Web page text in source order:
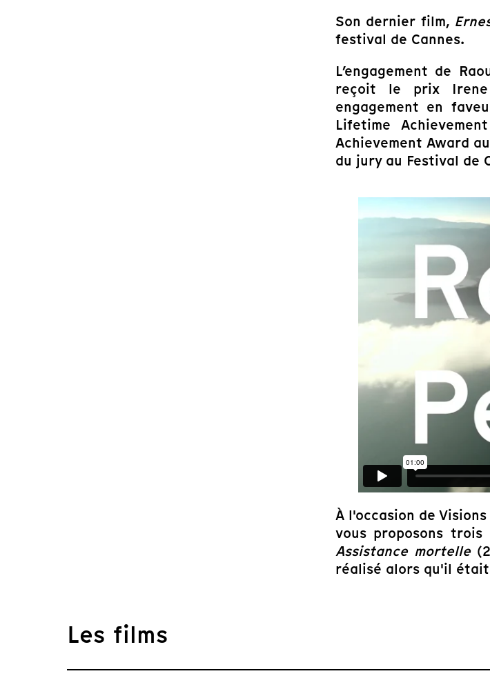
Son dernier film,
festival de Cannes.
L’engagement de
reçoit le prix Irene
engagement en
Lifetime
Achievement Award
du jury au Festival de
À l'occasion de
vous proposons
Assistance mortelle
réalisé alors qu'il
Les films